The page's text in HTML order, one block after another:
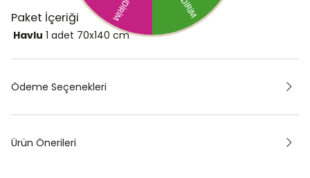
Paket İçeriği
Havlu 1 adet 70x140 cm
Ödeme Seçenekleri
Ürün Önerileri